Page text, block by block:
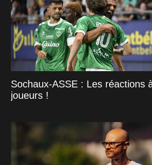
Sochaux-ASSE : Les réactions
joueurs !